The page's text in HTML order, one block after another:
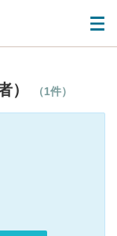
） （1件）